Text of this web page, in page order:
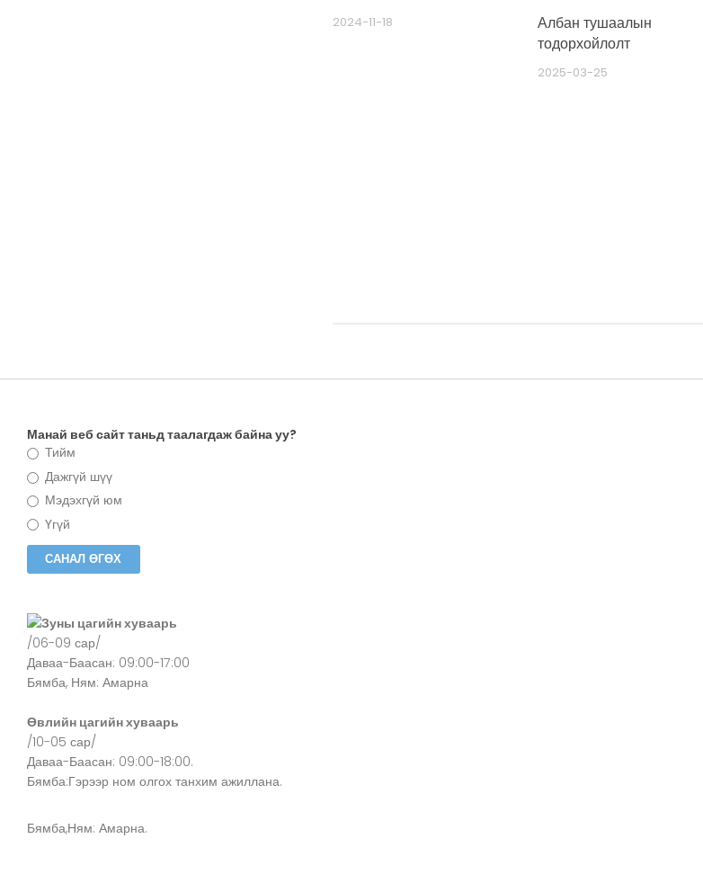
2024-11-18
Албан тушаалын
тодорхойлолт
2025-03-25
Манай веб сайт таньд таалагдаж байна уу?
Тийм
Дажгүй шүү
Мэдэхгүй юм
Үгүй
Зуны цагийн хуваарь
/06-09 сар/
Даваа-Баасан: 09:00-17:00
Бямба, Ням: Амарна
Өвлийн цагийн хуваарь
/10-05 сар/
Даваа-Баасан: 09:00-18:00.
Бямба:Гэрээр ном олгох танхим ажиллана.
Бямба,Ням: Амарна.